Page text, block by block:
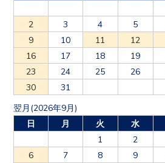
2
3 4 5
9
10 11 12
16
17 18 19
23
24 25 26
30
31
翌月(2026年9月)
日
月 火 水
1
2
6
7 8 9